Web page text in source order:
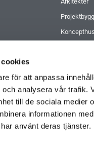
för att anpassa
analysera vår trafik.
till de sociala
informationen
använt deras tjänster.
Koncepthus
Beställ